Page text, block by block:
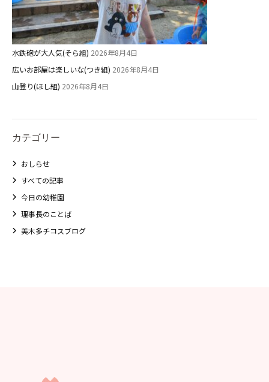
水鉄砲が大人気(そら組) 2026年8月4日
広いお部屋は楽しいな(つき組) 2026年8月4日
山登り(ほし組) 2026年8月4日
カテゴリー
おしらせ
すべての記事
今日の幼稚園
理事長のことば
美木多チコスブログ